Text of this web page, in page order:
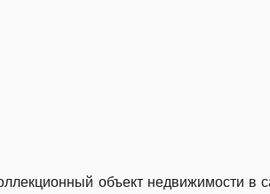
объект недвижимости